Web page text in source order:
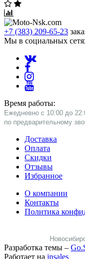
+7 (383) 209-65-23
Мы в социальных
Время работы:
Ежедневно с 10:00 до
​по предварительному
Доставка
Оплата
Скидки
Отзывы
Избранное
О компании
Контакты
Политика
Разработка темы –
Работает на insales